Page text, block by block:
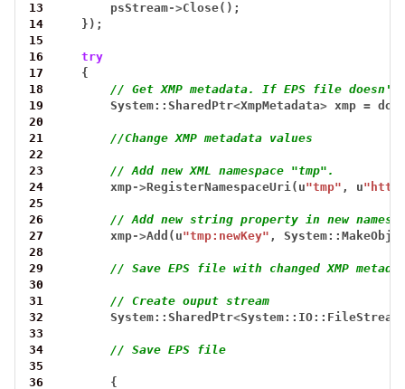
13
psStream->Close();
14
});
15
16
try
17
{
18
// Get XMP metadata. If EPS file doesn't
19
System::SharedPtr<XmpMetadata> xmp =
20
21
//Change XMP metadata values
22
23
// Add new XML namespace "tmp".
24
xmp->RegisterNamespaceUri(u"tmp" , u
25
26
// Add new string property in new
27
xmp->Add(u"tmp:newKey" ,
28
29
// Save EPS file with changed XMP
30
31
// Create ouput stream
32
System::SharedPtr<System::IO::FileStream
33
34
// Save EPS file
35
36
{